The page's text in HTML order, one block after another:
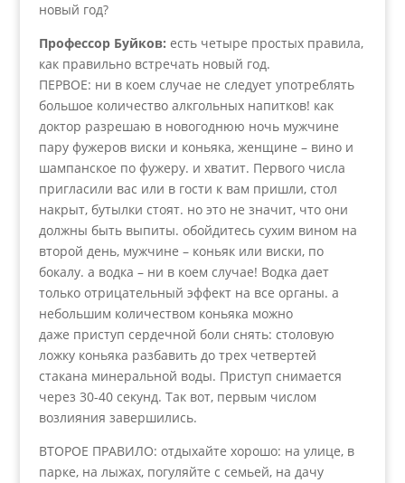
новый год?
Профессор Буйков: есть четыре простых правила,
как правильно встречать новый год.
ПЕРВОЕ: ни в коем случае не следует употреблять
большое количество алкгольных напитков! как
доктор разрешаю в новогоднюю ночь мужчине
пару фужеров виски и коньяка, женщине – вино и
шампанское по фужеру. и хватит. Первого числа
пригласили вас или в гости к вам пришли, стол
накрыт, бутылки стоят. но это не значит, что они
должны быть выпиты. обойдитесь сухим вином на
второй день, мужчине – коньяк или виски, по
бокалу. а водка – ни в коем случае! Водка дает
только отрицательный эффект на все органы. а
небольшим количеством коньяка можно
даже приступ сердечной боли снять: столовую
ложку коньяка разбавить до трех четвертей
стакана минеральной воды. Приступ снимается
через 30-40 секунд. Так вот, первым числом
возлияния завершились.
ВТОРОЕ ПРАВИЛО: отдыхайте хорошо: на улице, в
парке, на лыжах, погуляйте с семьей, на дачу